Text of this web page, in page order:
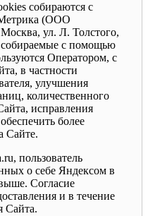
собираются с
(ООО
ул. Л. Толстого,
с помощью
Оператором, с
в частности
улучшения
количественного
исправления
более
Сайте.
пользователь
о себе Яндексом в
Согласие
и в течение
Сайта.